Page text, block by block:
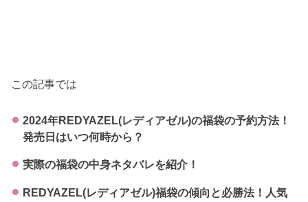
この記事では
2024年REDYAZEL(レディアゼル)の福袋の予約方法！
発売日はいつ何時から？
実際の福袋の中身ネタバレを紹介！
REDYAZEL(レディアゼル)福袋の傾向と必勝法！人気